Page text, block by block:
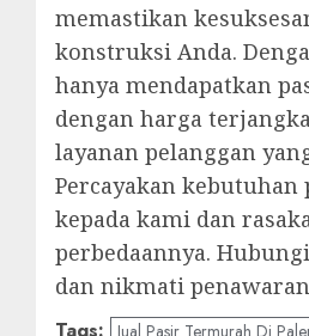
memastikan
konstruksi Anda.
hanya mendapatkan
dengan harga
layanan pelanggan
Percayakan kebutuhan
kepada kami dan
perbedaannya.
dan nikmati
Tags: Jual Pasir Termurah Di